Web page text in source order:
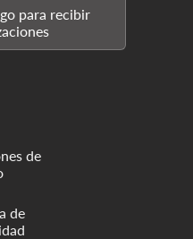
para recibir
de
de